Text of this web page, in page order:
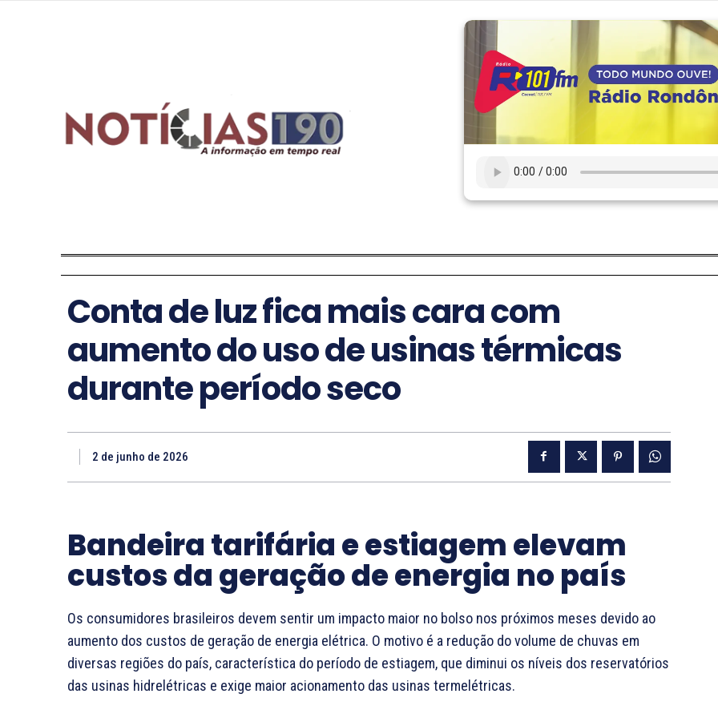
Conta de luz fica mais cara com
aumento do uso de usinas térmicas
durante período seco
2 de junho de 2026
Bandeira tarifária e estiagem elevam
custos da geração de energia no país
Os consumidores brasileiros devem sentir um impacto maior no bolso nos próximos meses devido ao
aumento dos custos de geração de energia elétrica. O motivo é a redução do volume de chuvas em
diversas regiões do país, característica do período de estiagem, que diminui os níveis dos reservatórios
das usinas hidrelétricas e exige maior acionamento das usinas termelétricas.